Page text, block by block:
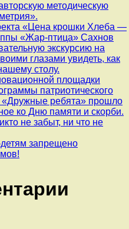
методическую
«Цена крошки Хлеба —
«Жар-птица» Сахнов
экскурсию на
глазами увидеть, как
столу.
площадки
патриотического
«Дружные ребята» прошло
ко Дню памяти и скорби.
не забыт, ни что не
запрещено